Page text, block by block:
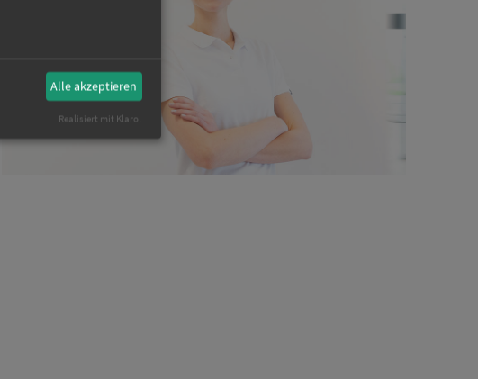
Alle akzeptieren
Realisiert mit Klaro!